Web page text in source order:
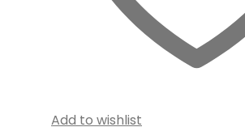
Add to wishlist